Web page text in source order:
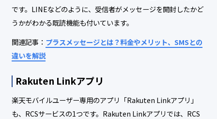
です。LINEなどのように、受信者がメッセージを開封したかど
うかがわかる既読機能も付いています。
関連記事： プラスメッセージとは？料金やメリット、SMSとの
違いを解説
Rakuten Linkアプリ
楽天モバイルユーザー専用のアプリ「Rakuten Linkアプリ」
も、RCSサービスの1つです。Rakuten Linkアプリでは、RCS